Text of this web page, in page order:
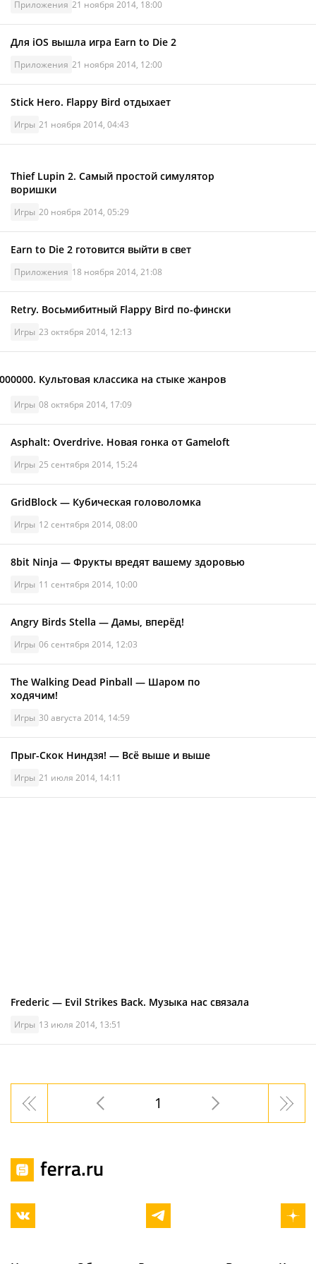
Приложения 21 ноября 2014, 18:00
Для iOS вышла игра Earn to Die 2
Приложения 21 ноября 2014, 12:00
Stick Hero. Flappy Bird отдыхает
Игры 21 ноября 2014, 04:43
Thief Lupin 2. Самый простой симулятор
воришки
Игры 20 ноября 2014, 05:29
Earn to Die 2 готовится выйти в свет
Приложения 18 ноября 2014, 21:08
Retry. Восьмибитный Flappy Bird по-фински
Игры 23 октября 2014, 12:13
Культовая классика на стыке жанров
Игры 08 октября 2014, 17:09
Asphalt: Overdrive. Новая гонка от Gameloft
Игры 25 сентября 2014, 15:24
GridBlock — Кубическая головоломка
Игры 12 сентября 2014, 08:00
8bit Ninja — Фрукты вредят вашему здоровью
Игры 11 сентября 2014, 10:00
Angry Birds Stella — Дамы, вперёд!
Игры 06 сентября 2014, 12:03
The Walking Dead Pinball — Шаром по
ходячим!
Игры 30 августа 2014, 14:59
Прыг-Скок Ниндзя! — Всё выше и выше
Игры 21 июля 2014, 14:11
Frederic — Evil Strikes Back. Музыка нас связала
Игры 13 июля 2014, 13:51
1